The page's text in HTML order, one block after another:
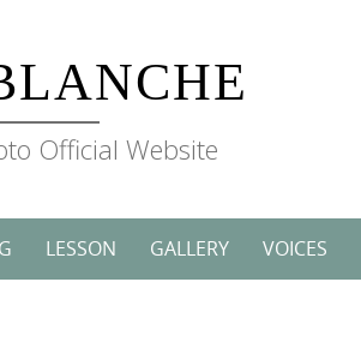
Official Website
LESSON GALLERY VOICES